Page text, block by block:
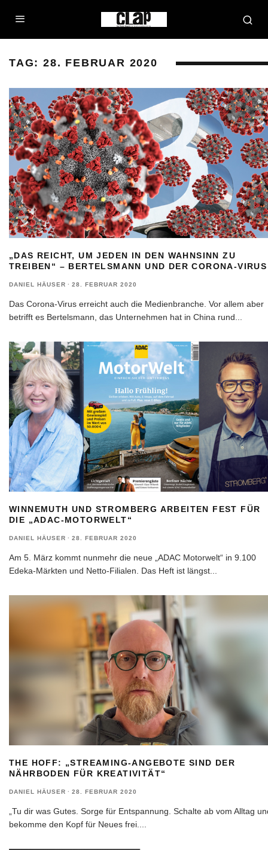
TAG: 28. FEBRUAR 2020
„DAS REICHT, UM JEDEN IN DEN WAHNSINN ZU
TREIBEN“ – BERTELSMANN UND DER CORONA-VIRUS
DANIEL HÄUSER · 28. FEBRUAR 2020
Das Corona-Virus erreicht auch die Medienbranche. Vor allem aber
betrifft es Bertelsmann, das Unternehmen hat in China rund
WINNEMUTH UND STROMBERG ARBEITEN FEST FÜR
DIE „ADAC-MOTORWELT“
DANIEL HÄUSER · 28. FEBRUAR 2020
Am 5. März kommt nunmehr die neue „ADAC Motorwelt“ in 9.100
Edeka-Märkten und Netto-Filialen. Das Heft ist längst
THE HOFF: „STREAMING-ANGEBOTE SIND DER
NÄHRBODEN FÜR KREATIVITÄT“
DANIEL HÄUSER · 28. FEBRUAR 2020
„Tu dir was Gutes. Sorge für Entspannung. Schalte ab vom Alltag
bekomme den Kopf für Neues frei.